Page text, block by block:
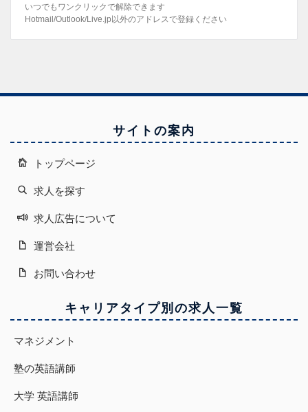
いつでもワンクリックで解除できます
Hotmail/Outlook/Live.jp以外のアドレスで登録ください
サイトの案内
トップページ
求人を探す
求人広告について
運営会社
お問い合わせ
キャリアタイプ別の求人一覧
マネジメント
塾の英語講師
大学 英語講師